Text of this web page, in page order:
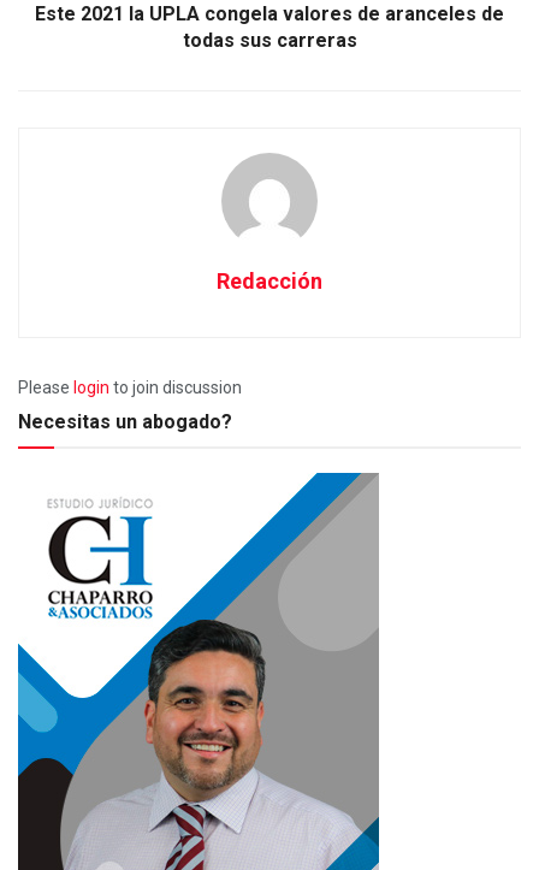
Este 2021 la UPLA congela valores de aranceles de
todas sus carreras
Redacción
Please login to join discussion
Necesitas un abogado?